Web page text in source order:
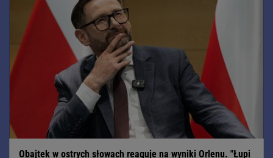
Obajtek w ostrych słowach reaguje na wyniki Orlenu. "Łupi